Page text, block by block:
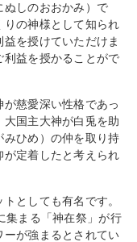
ぬしのおおかみ）で
の神様として知られ
を授けていただけま
益を授かることがで
慈愛深い性格であっ
国主大神が白兎を助
ひめ）の仲を取り持
が定着したと考えられ
としても有名です。
集まる「神在祭」が行
が強まるとされてい